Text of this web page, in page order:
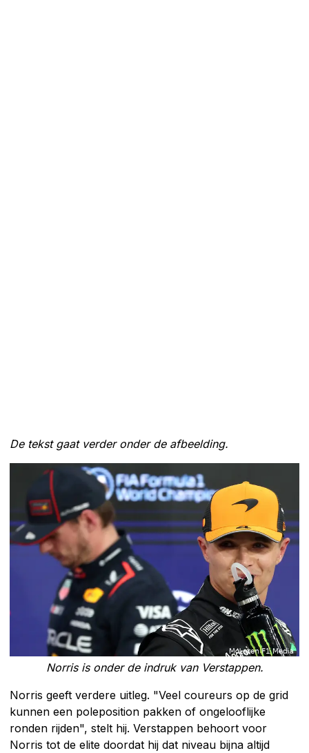
De tekst gaat verder onder de afbeelding.
Norris is onder de indruk van Verstappen.
Norris geeft verdere uitleg. "Veel coureurs op de grid
kunnen een poleposition pakken of ongelooflijke
ronden rijden", stelt hij. Verstappen behoort voor
Norris tot de elite doordat hij dat niveau bijna altijd